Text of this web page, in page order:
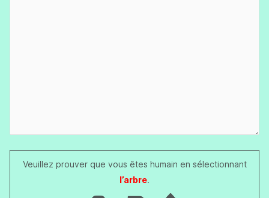
Veuillez prouver que vous êtes humain en sélectionnant
l’arbre.